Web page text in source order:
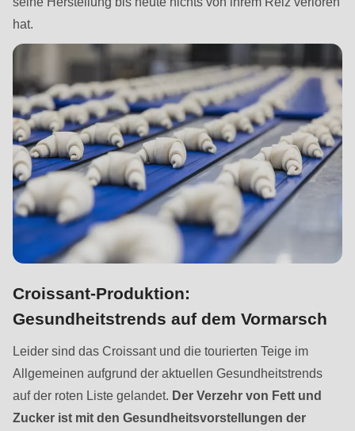
mb_substr():
Passing
null
to
parameter
#1
($string)
of
type
string
in
Drupal\rondo_contact\ContactService-
>Drupal\rondo_contact\
{closure}
()
hat.
Croissant-Produktion:
Gesundheitstrends auf dem Vormarsch
Leider sind das Croissant und die tourierten Teige im
Allgemeinen aufgrund der aktuellen Gesundheitstrends
auf der roten Liste gelandet. Der Verzehr von Fett und
Zucker ist mit den Gesundheitsvorstellungen der